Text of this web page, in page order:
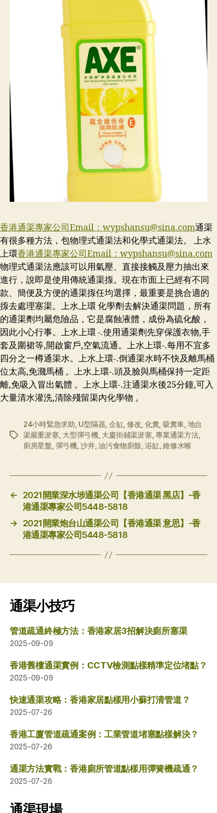
香港通渠專家公司Email： wypshansu@sina.com通渠
有很多種方法，包物理式通渠法和化學式通渠法。 上水
上環香港通渠專家公司Email： wypshansu@sina.com
物理式通渠法應該可以用氣壓、直接接觸及壓力抽出來
進行，說即是使用傳統通渠揼。現在市面上已經有不同
款、簡便及方便的通渠揼任均選擇，最重要是挑合適的
揼去處理塞渠。上水上環 化學劑去解決通渠問題，所有
的通渠劑均屬危險品，它是腐蝕液體，成份為硫化酸，
因此小心行事。上水上環 -.使用通渠劑先穿保護衣物,手
套及圍裙等,開啟窗戶,空氣流通。上水上環-.每用不宜多
四分之一樽通渠水。上水上環-.倒通渠水時不快及離馬桶
位太高,免濺馬桶 。上水上環-.頭及臉與馬桶保持一定距
離,免吸入冒出氣體 。上水上環-.注通渠水後25分鐘,可入
大量清水灌洗,清除殘留渠內化學物 。
标
24小時緊急求助, U型隔器, 企缸, 修改, 化糞, 吸糞車, 地台
渠嚴重淤塞, 大型彈弓機, 大廈街鋪渠淤塞,專業通渠方法,
廚房星盤, 彈弓機,沙井,油污食物廚餘,浴缸,維修水喉
←
2021開業深水埗通渠公司【香港通渠 黑店】-香
港通渠專家公司5448-5818
→
2021開業炮台山通渠公司【香港通渠 意思】-香
港通渠專家公司5448-5818
通渠小技巧
管道疏通終極方法：香港家居3招解決廁所塞渠
2025-09-09
香港舊樓通渠實例：CCTV檢測點樣精準定位堵點？
2025-09-09
快速通渠攻略：香港家居點樣用小蘇打清管道？
2025-07-26
香港工廈管道疏通案例：工業管道堵塞點樣解決？
2025-07-26
通渠方法實戰：香港廁所管道點樣用彈簧機疏通？
2025-07-26